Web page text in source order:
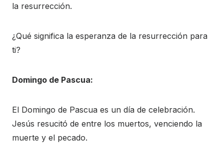
la resurrección.
¿Qué significa la esperanza de la resurrección para
ti?
Domingo de Pascua:
El Domingo de Pascua es un día de celebración.
Jesús resucitó de entre los muertos, venciendo la
muerte y el pecado.